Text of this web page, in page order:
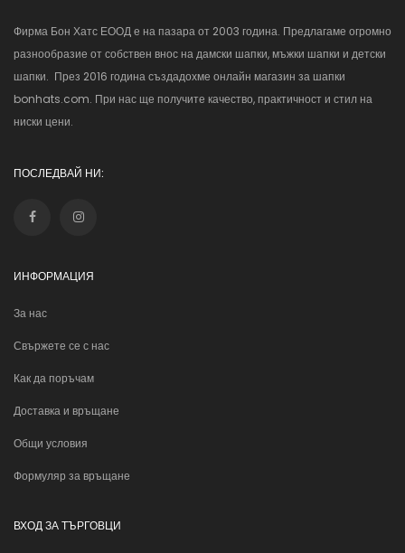
Фирма Бон Хатс ЕООД е на пазара от 2003 година. Предлагаме огромно
разнообразие от собствен внос на дамски шапки, мъжки шапки и детски
шапки. През 2016 година създадохме онлайн магазин за шапки
bonhats.com. При нас ще получите качество, практичност и стил на
ниски цени.
ПОСЛЕДВАЙ НИ:
ИНФОРМАЦИЯ
За нас
Свържете се с нас
Как да поръчам
Доставка и връщане
Общи условия
Формуляр за връщане
ВХОД ЗА ТЪРГОВЦИ